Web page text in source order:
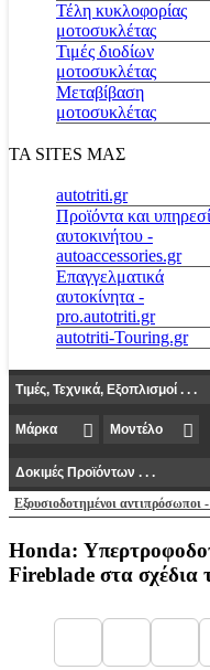
Τέλη κυκλοφορίας
μοτοσυκλέτας
Τιμές διοδίων
μοτοσυκλέτας
Μεταβίβαση
μοτοσυκλέτας
ΤΑ SITES ΜΑΣ
autotriti.gr
Προϊόντα και
αυτοκινήτου -
autoaccessories.gr
Επαγγελματικά
αυτοκίνητα -
pro.autotriti.gr
autotriti-Touring.gr
Εξουσιοδοτημένοι αντιπρόσωποι
Honda:
Fireblade στα σχέδια